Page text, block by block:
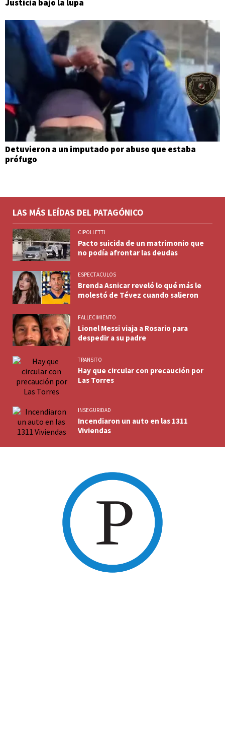
Justicia bajo la lupa
Detuvieron a un imputado por abuso que estaba
prófugo
LAS MÁS LEÍDAS DEL PATAGÓNICO
CIPOLLETTI
Pacto suicida de un matrimonio que
no podía afrontar las deudas
ESPECTACULOS
Brenda Asnicar reveló lo qué más le
molestó de Tévez cuando salieron
FALLECIMIENTO
Lionel Messi viaja a Rosario para
despedir a su padre
TRANSITO
Hay que circular con precaución por
Las Torres
INSEGURIDAD
Incendiaron un auto en las 1311
Viviendas